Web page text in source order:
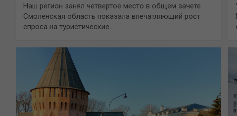
Наш регион занял четвертое место в общем зачете
Смоленская область показала впечатляющий рост
спроса на туристические…